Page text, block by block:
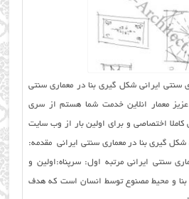
سنتی ایرانی شکل گیری بنا در معماری سنتی
عزیز معمار انلاین خدمت شما هستم از سری
کاملا اختصاصی و برای اولین بار از وب سایت
شکل گیری بنا در معماری سنتی ایرانی مقدمه:
سنتی ایرانی مرتبه اول: سرپناه:اولین و
بنا و محیط مصنوع توسط انسان است که هدف